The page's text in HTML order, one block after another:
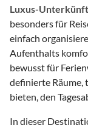
Luxus-
besonders für
einfach
Aufenthalts
bewusst für
definierte Räume,
bieten, den
In dieser